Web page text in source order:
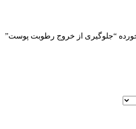
“جلوگیری از خروج رطوبت پوست”